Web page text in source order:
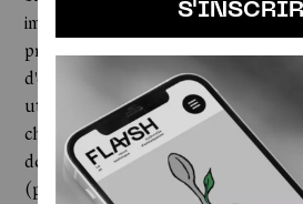
impossible de passer à côté du
processus pernicieux par lequel
d'efficacité dans un système
utilisation encore plus accrue des
cherche initialement à économiser. Il
démontré que l'optimisation des
(parfois adossé à un accroissement